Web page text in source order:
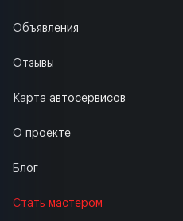
Объявления
Отзывы
Карта автосервисов
О проекте
Блог
Стать мастером